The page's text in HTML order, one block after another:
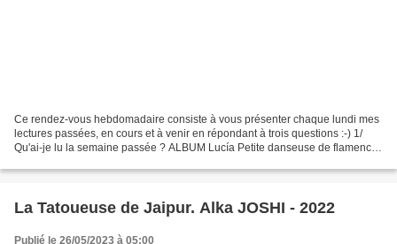
Ce rendez-vous hebdomadaire consiste à vous présenter chaque lundi mes
lectures passées, en cours et à venir en répondant à trois questions :-) 1/
Qu'ai-je lu la semaine passée ? ALBUM Lucía Petite danseuse de flamenco.
La Tatoueuse de Jaipur. Alka JOSHI - 2022
Publié le 26/05/2023 à 05:00